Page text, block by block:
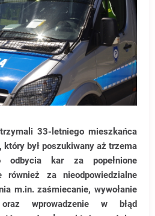
33-letniego mieszkańca
był poszukiwany aż trzema
odbycia kar za popełnione
również za nieodpowiedzialne
m.in. zaśmiecanie, wywołanie
wprowadzenie w błąd